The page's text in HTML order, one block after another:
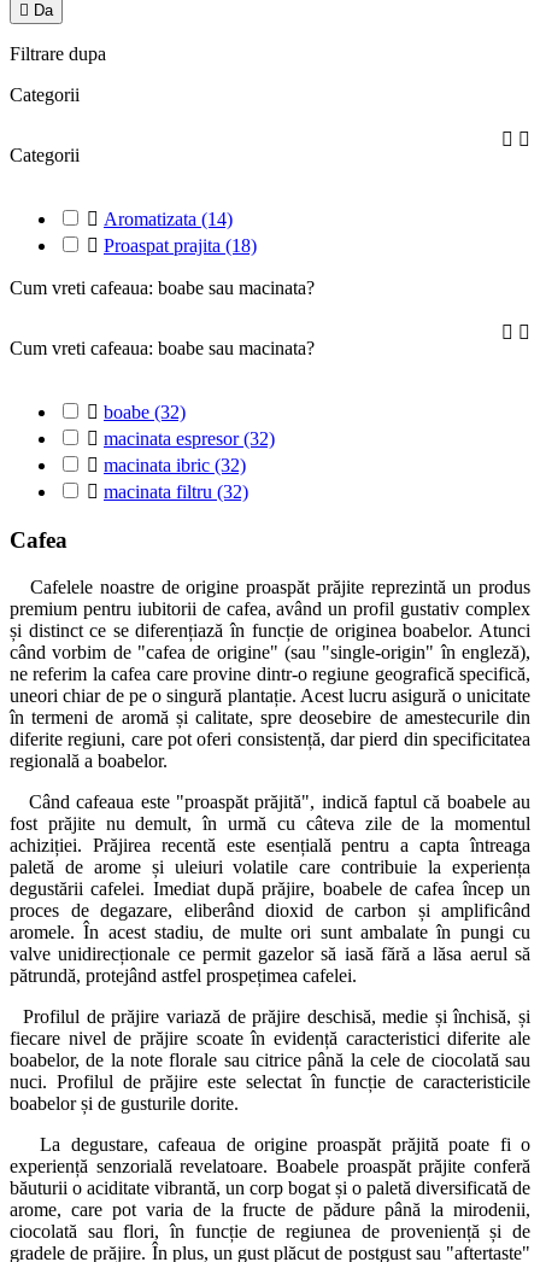
 Da
Filtrare dupa
Categorii
Categorii
 
 Aromatizata (14)
 Proaspat prajita (18)
Cum vreti cafeaua: boabe sau macinata?
Cum vreti cafeaua: boabe sau macinata?
 
 boabe (32)
 macinata espresor(32)
 macinata ibric (32)
 macinata filtru (32)
Cafea
Cafelele noastre de origine proaspăt prăjite reprezintă un produs
premium pentru iubitorii de cafea, având un profil gustativ complex
și distinct ce se diferențiază în funcție de originea boabelor. Atunci
când vorbim de "cafea de origine" (sau "single-origin" în engleză),
ne referim la cafea care provine dintr-o regiune geografică specifică,
uneori chiar de pe o singură plantație. Acest lucru asigură o unicitate
în termeni de aromă și calitate, spre deosebire de amestecurile din
diferite regiuni, care pot oferi consistență, dar pierd din specificitatea
regională a boabelor.
Când cafeaua este "proaspăt prăjită", indică faptul că boabele au
fost prăjite nu demult, în urmă cu câteva zile de la momentul
achiziției. Prăjirea recentă este esențială pentru a capta întreaga
paletă de arome și uleiuri volatile care contribuie la experiența
degustării cafelei. Imediat după prăjire, boabele de cafea încep un
proces de degazare, eliberând dioxid de carbon și amplificând
aromele. În acest stadiu, de multe ori sunt ambalate în pungi cu
valve unidirecționale ce permit gazelor să iasă fără a lăsa aerul să
pătrundă, protejând astfel prospețimea cafelei.
Profilul de prăjire variază de prăjire deschisă, medie și închisă, și
fiecare nivel de prăjire scoate în evidență caracteristici diferite ale
boabelor, de la note florale sau citrice până la cele de ciocolată sau
nuci. Profilul de prăjire este selectat în funcție de caracteristicile
boabelor și de gusturile dorite.
La degustare, cafeaua de origine proaspăt prăjită poate fi o
experiență senzorială revelatoare. Boabele proaspăt prăjite conferă
băuturii o aciditate vibrantă, un corp bogat și o paletă diversificată de
arome, care pot varia de la fructe de pădure până la mirodenii,
ciocolată sau flori, în funcție de regiunea de proveniență și de
gradele de prăjire. În plus, un gust plăcut de postgust sau "aftertaste"